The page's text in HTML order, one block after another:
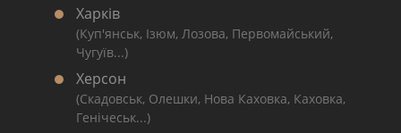
Харків
(Куп'янськ, Ізюм, Лозова, Первомайський,
Чугуїв...)
Херсон
(Скадовськ, Олешки, Нова Каховка, Каховка,
Генічеськ...)